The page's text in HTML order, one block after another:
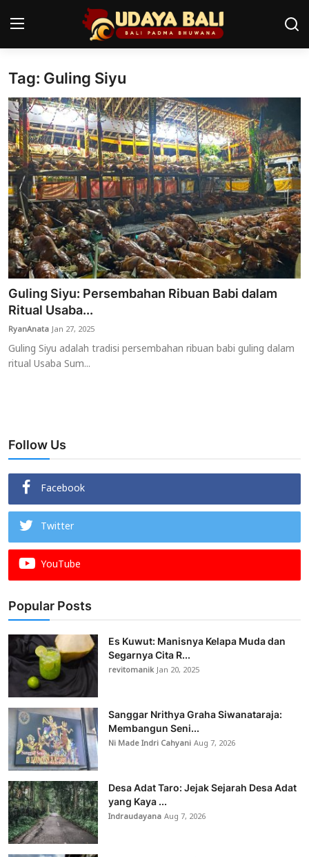
Home
Pura
Desa Adat
Tradisi
Kearifan lokal
Alam Bali
Seni
Kisah
Usadha
Indonesia
Tag: Guling Siyu
Guling Siyu: Persembahan Ribuan Babi dalam
Ritual Usaba...
RyanAnataJan 27, 2025
Guling Siyu adalah tradisi persembahan ribuan babi guling dalam
ritual Usaba Sum...
Follow Us
Facebook
Twitter
YouTube
Popular Posts
Es Kuwut: Manisnya Kelapa Muda dan
Segarnya Cita R...
revitomanikJan 20, 2025
Sanggar Nrithya Graha Siwanataraja:
Membangun Seni...
Ni Made Indri CahyaniAug 7, 2026
Desa Adat Taro: Jejak Sejarah Desa Adat
yang Kaya ...
IndraudayanaAug 7, 2026